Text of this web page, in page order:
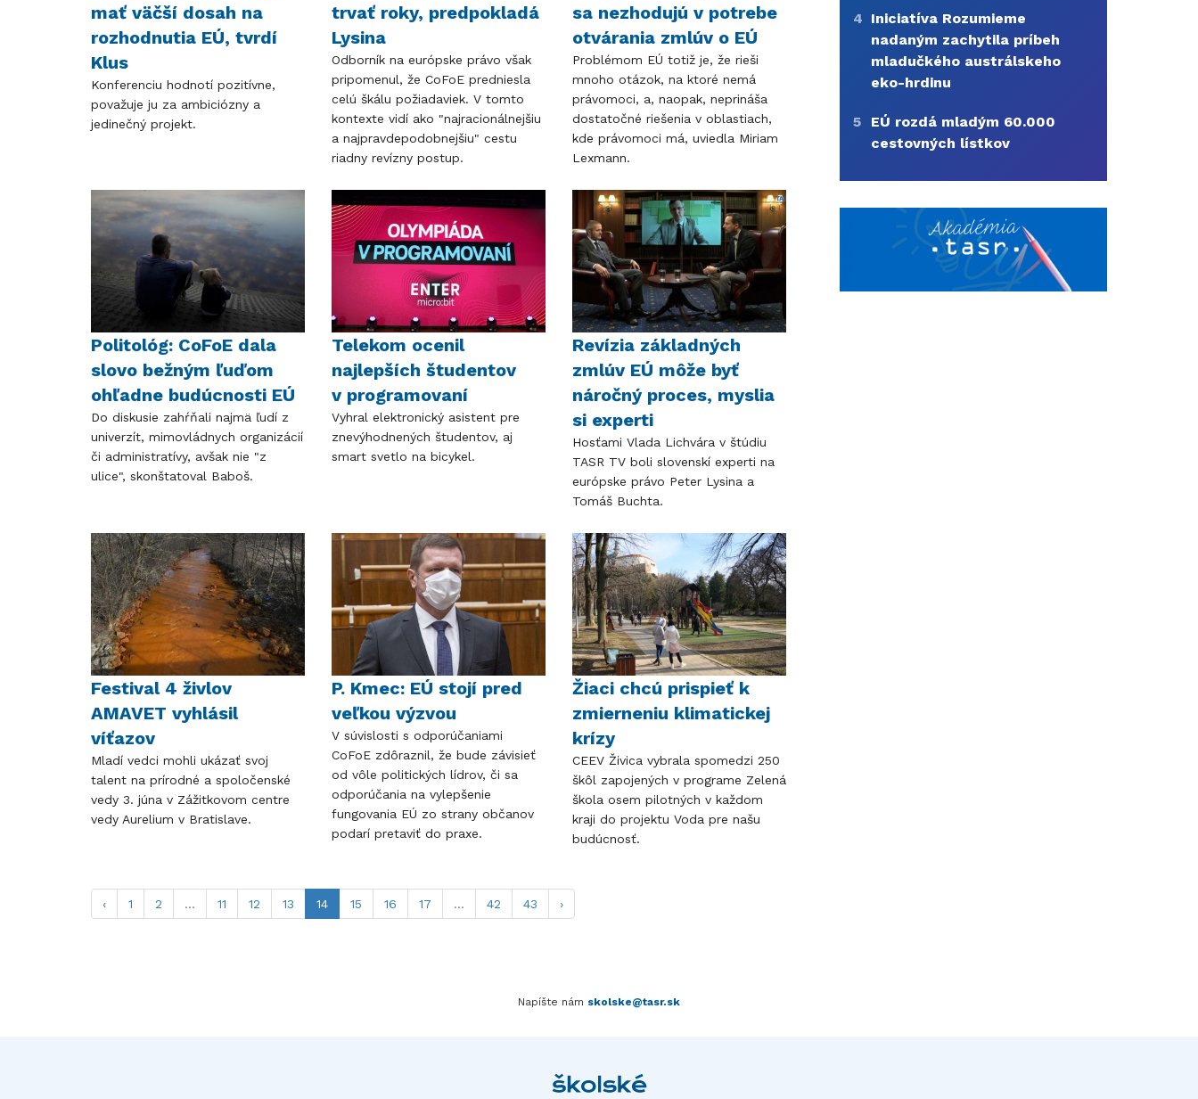
mať väčší dosah na
rozhodnutia EÚ, tvrdí
Klus
Konferenciu hodnotí pozitívne,
považuje ju za ambiciózny a
jedinečný projekt.
trvať roky, predpokladá
Lysina
Odborník na európske právo však
pripomenul, že CoFoE predniesla
celú škálu požiadaviek. V tomto
kontexte vidí ako "najracionálnejšiu
a najpravdepodobnejšiu" cestu
riadny revízny postup.
sa nezhodujú v potrebe
otvárania zmlúv o EÚ
Problémom EÚ totiž je, že rieši
mnoho otázok, na ktoré nemá
právomoci, a, naopak, neprináša
dostatočné riešenia v oblastiach,
kde právomoci má, uviedla Miriam
Lexmann.
Politológ: CoFoE dala
slovo bežným ľuďom
ohľadne budúcnosti EÚ
Do diskusie zahŕňali najmä ľudí z
univerzít, mimovládnych organizácií
či administratívy, avšak nie "z
ulice", skonštatoval Baboš.
Telekom ocenil
najlepších študentov
v programovaní
Vyhral elektronický asistent pre
znevýhodnených študentov, aj
smart svetlo na bicykel.
Revízia základných
zmlúv EÚ môže byť
náročný proces, myslia
si experti
Hosťami Vlada Lichvára v štúdiu
TASR TV boli slovenskí experti na
európske právo Peter Lysina a
Tomáš Buchta.
Festival 4 živlov
AMAVET vyhlásil
víťazov
Mladí vedci mohli ukázať svoj
talent na prírodné a spoločenské
vedy 3. júna v Zážitkovom centre
vedy Aurelium v Bratislave.
P. Kmec: EÚ stojí pred
veľkou výzvou
V súvislosti s odporúčaniami
CoFoE zdôraznil, že bude závisieť
od vôle politických lídrov, či sa
odporúčania na vylepšenie
fungovania EÚ zo strany občanov
podarí pretaviť do praxe.
Žiaci chcú prispieť k
zmierneniu klimatickej
krízy
CEEV Živica vybrala spomedzi 250
škôl zapojených v programe Zelená
škola osem pilotných v každom
kraji do projektu Voda pre našu
budúcnosť.
‹ 1 2 ... 11 12 13 14 15 16 17 ... 42 43 ›
4 Iniciatíva Rozumieme
nadaným zachytila príbeh
mladučkého austrálskeho
eko-hrdinu
5
EÚ rozdá mladým 60.000
cestovných lístkov
Napíšte nám skolske@tasr.sk